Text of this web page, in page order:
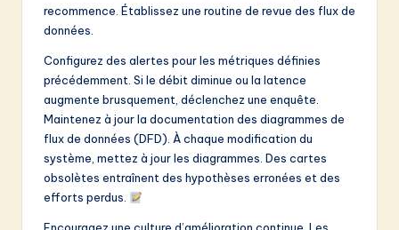
recommence. Établissez une routine de revue des flux de
données.
Configurez des alertes pour les métriques définies
précédemment. Si le débit diminue ou la latence
augmente brusquement, déclenchez une enquête.
Maintenez à jour la documentation des diagrammes de
flux de données (DFD). À chaque modification du
système, mettez à jour les diagrammes. Des cartes
obsolètes entraînent des hypothèses erronées et des
efforts perdus.